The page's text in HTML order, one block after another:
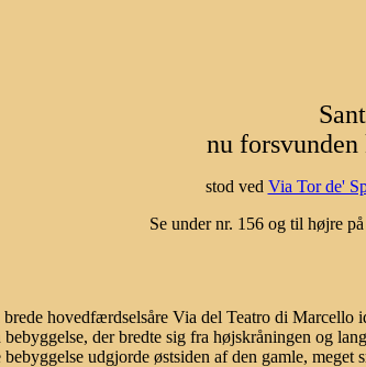
nu
stod ved Via Tor de'
Se under nr. 156 og til højre på
brede hovedfærdselsåre Via del Teatro di
der bredte sig fra højskråningen og
udgjorde østsiden af den gamle, meget